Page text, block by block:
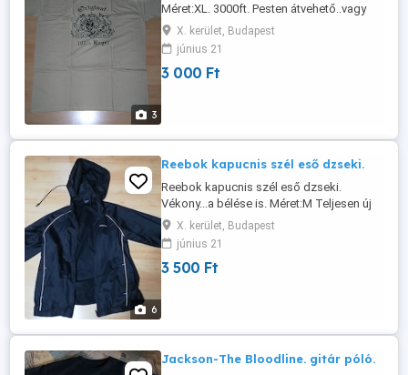
3
Méret:XL. 3000ft. Pesten átvehető..vagy
GLS..X. kerület, Budapest
június 21
3 000 Ft
6
Reebok kapucnis szél eső dzseki.
Reebok kapucnis szél eső dzseki.
Vékony...a bélése is. Méret:M Teljesen új
állapotú 3500ft. Pesten átvehető..vagy
GLS.
X. kerület, Budapest
június 21
3 500 Ft
Jackson-The Bloodline. gitár póló.